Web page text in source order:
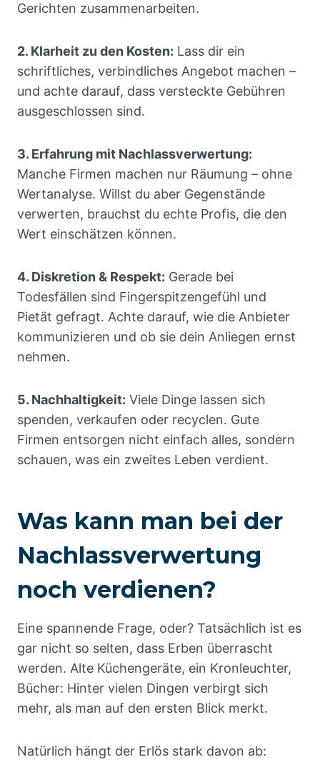
Gerichten zusammenarbeiten.
2. Klarheit zu den Kosten: Lass dir ein
schriftliches, verbindliches Angebot machen –
und achte darauf, dass versteckte Gebühren
ausgeschlossen sind.
3. Erfahrung mit Nachlassverwertung:
Manche Firmen machen nur Räumung – ohne
Wertanalyse. Willst du aber Gegenstände
verwerten, brauchst du echte Profis, die den
Wert einschätzen können.
4. Diskretion & Respekt: Gerade bei
Todesfällen sind Fingerspitzengefühl und
Pietät gefragt. Achte darauf, wie die Anbieter
kommunizieren und ob sie dein Anliegen ernst
nehmen.
5. Nachhaltigkeit: Viele Dinge lassen sich
spenden, verkaufen oder recyclen. Gute
Firmen entsorgen nicht einfach alles, sondern
schauen, was ein zweites Leben verdient.
Was kann man bei der
Nachlassverwertung
noch verdienen?
Eine spannende Frage, oder? Tatsächlich ist es
gar nicht so selten, dass Erben überrascht
werden. Alte Küchengeräte, ein Kronleuchter,
Bücher: Hinter vielen Dingen verbirgt sich
mehr, als man auf den ersten Blick merkt.
Natürlich hängt der Erlös stark davon ab: